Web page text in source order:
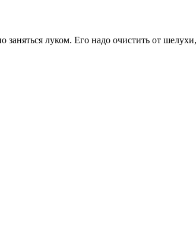
заняться луком. Его надо очистить от